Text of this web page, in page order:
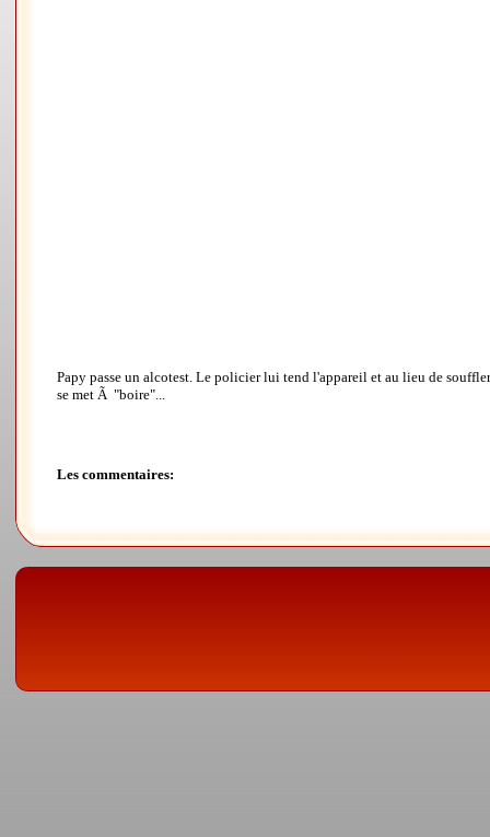
Papy passe un alcotest. Le policier lui tend l'appareil et au lieu de
se met Ã "boire"...
Les commentaires: